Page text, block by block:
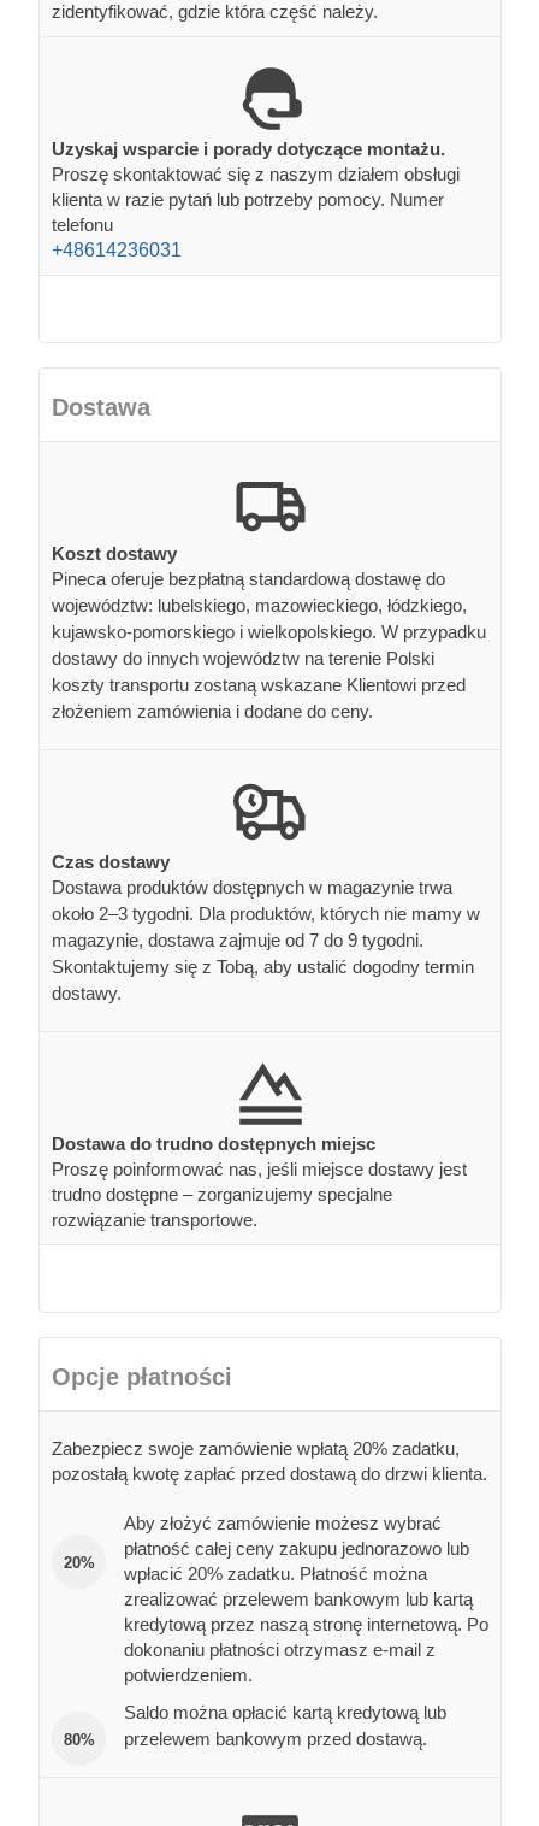
zidentyfikować, gdzie która część należy.
Uzyskaj wsparcie i porady dotyczące montażu.
Proszę skontaktować się z naszym działem obsługi
klienta w razie pytań lub potrzeby pomocy. Numer
telefonu
+48614236031
Dostawa
Koszt dostawy
Pineca oferuje bezpłatną standardową dostawę do
województw: lubelskiego, mazowieckiego, łódzkiego,
kujawsko-pomorskiego i wielkopolskiego. W przypadku
dostawy do innych województw na terenie Polski
koszty transportu zostaną wskazane Klientowi przed
złożeniem zamówienia i dodane do ceny.
Czas dostawy
Dostawa produktów dostępnych w magazynie trwa
około 2–3 tygodni. Dla produktów, których nie mamy w
magazynie, dostawa zajmuje od 7 do 9 tygodni.
Skontaktujemy się z Tobą, aby ustalić dogodny termin
dostawy.
Dostawa do trudno dostępnych miejsc
Proszę poinformować nas, jeśli miejsce dostawy jest
trudno dostępne – zorganizujemy specjalne
rozwiązanie transportowe.
Opcje płatności
Zabezpiecz swoje zamówienie wpłatą 20% zadatku,
pozostałą kwotę zapłać przed dostawą do drzwi klienta.
20%
Aby złożyć zamówienie możesz wybrać
płatność całej ceny zakupu jednorazowo lub
wpłacić 20% zadatku. Płatność można
zrealizować przelewem bankowym lub kartą
kredytową przez naszą stronę internetową. Po
dokonaniu płatności otrzymasz e-mail z
potwierdzeniem.
80%
Saldo można opłacić kartą kredytową lub
przelewem bankowym przed dostawą.